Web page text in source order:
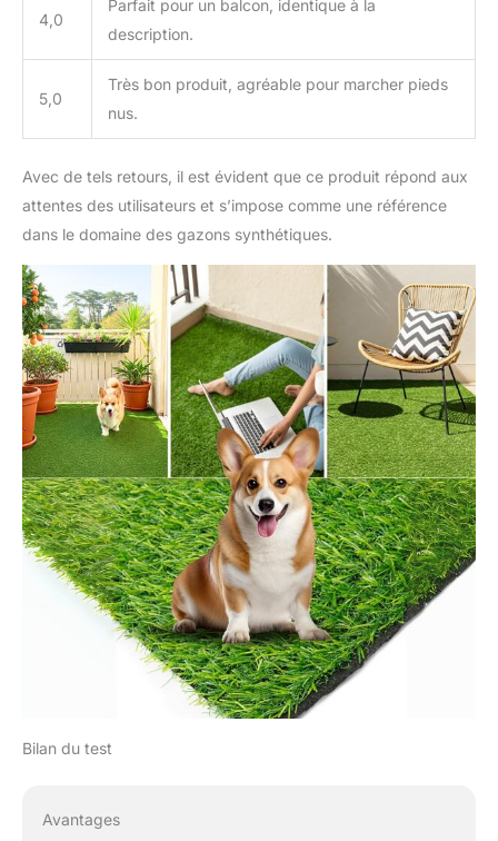
4,0
Parfait pour un balcon, identique à la
description.
5,0
Très bon produit, agréable pour marcher pieds
nus.
Avec de tels retours, il est évident que ce produit répond aux
attentes des utilisateurs et s’impose comme une référence
dans le domaine des gazons synthétiques.
Bilan du test
Avantages